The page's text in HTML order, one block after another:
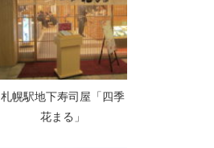
札幌駅地下寿司屋「四季
花まる」